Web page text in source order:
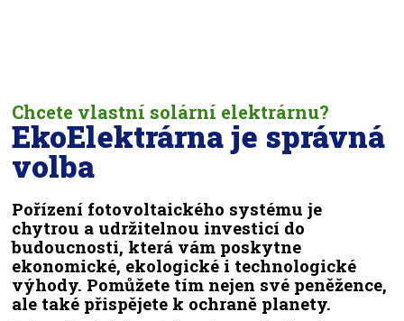
Chcete vlastní solární elektrárnu?
EkoElektrárna je správná
volba
Pořízení fotovoltaického systému je
chytrou a udržitelnou investicí do
budoucnosti, která vám poskytne
ekonomické, ekologické i technologické
výhody. Pomůžete tím nejen své peněžence,
ale také přispějete k ochraně planety.